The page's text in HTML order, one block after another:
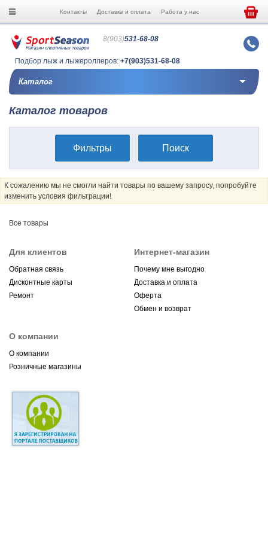
Контакты Доставка и оплата Работа у нас
8(903)531-68-08
Подбор лыж и лыжероллеров: +7(903)531-68-08
Каталог
Каталог товаров
Фильтры Поиск
К сожалению мы не смогли найти товары по вашему запросу, попробуйте
изменить условия фильтрации!
Все товары
Для клиентов
Обратная связь
Дисконтные карты
Ремонт
Интернет-магазин
Почему мне выгодно
Доставка и оплата
Оферта
Обмен и возврат
О компании
О компании
Розничные магазины